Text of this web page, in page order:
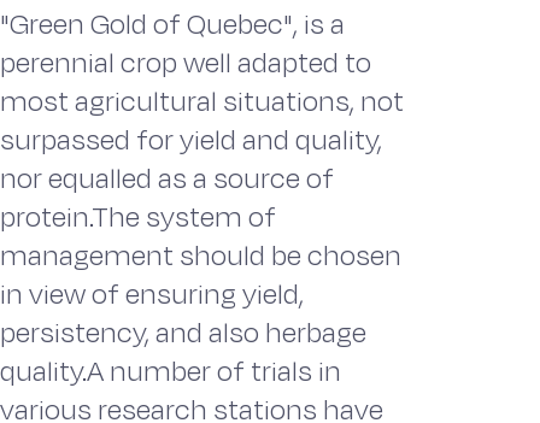
"Green Gold of Quebec", is a
perennial crop well adapted to
most agricultural situations, not
surpassed for yield and quality,
nor equalled as a source of
protein.The system of
management should be chosen
in view of ensuring yield,
persistency, and also herbage
quality.A number of trials in
various research stations have